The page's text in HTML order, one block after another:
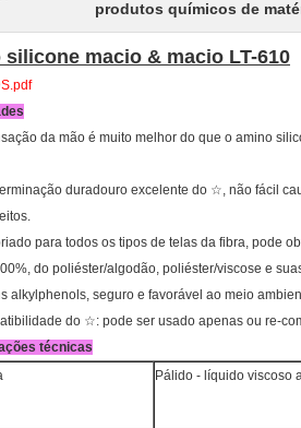
produtos químicos de
silicone macio & macio LT-610
da mão é muito melhor do que o amino
duradouro excelente do ☆, não fácil
para todos os tipos de telas da fibra, pode
do poliéster/algodão, poliéster/viscose e
alkylphenols, seguro e favorável ao meio
do ☆: pode ser usado apenas ou re-
técnicas
Pálido - líquido viscoso